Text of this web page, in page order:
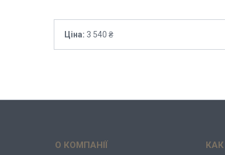
Ціна: 3 540 ₴
О КОМПАНІЇ